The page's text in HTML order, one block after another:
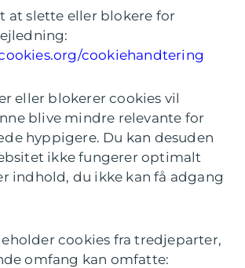
at slette eller blokere for
cookiehandtering
eller blokerer cookies vil
blive mindre relevante for
hyppigere. Du kan desuden
ikke fungerer optimalt
indhold, du ikke kan få adgang
cookies fra tredjeparter,
omfang kan omfatte: